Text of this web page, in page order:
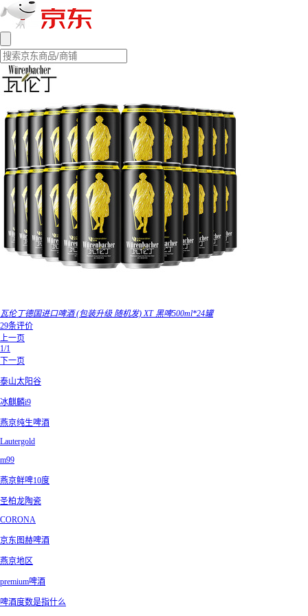
瓦伦丁德国进口啤酒 (包装升级 随机发) XT 黑啤500ml*24罐
29条评价
上一页
1/1
下一页
泰山太阳谷
冰麒麟i9
燕京纯生啤酒
Lautergold
m99
燕京鲜啤10度
圣柏龙陶瓷
CORONA
京东图赫啤酒
燕京地区
premium啤酒
啤酒度数是指什么